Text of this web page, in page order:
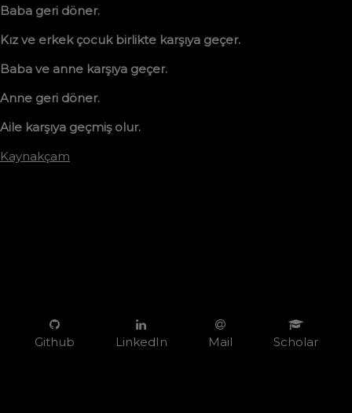
Baba geri döner.
Kız ve erkek çocuk birlikte karşıya geçer.
Baba ve anne karşıya geçer.
Anne geri döner.
Aile karşıya geçmiş olur.
Kaynakçam
Github LinkedIn Mail Scholar